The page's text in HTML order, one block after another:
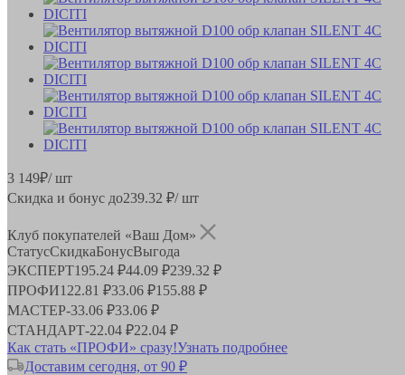
3 149₽/ шт
Скидка и бонус до239.32 ₽/ шт
Клуб покупателей «Ваш Дом»
СтатусСкидкаБонусВыгода
ЭКСПЕРТ195.24 ₽44.09 ₽239.32 ₽
ПРОФИ122.81 ₽33.06 ₽155.88 ₽
МАСТЕР-33.06 ₽33.06 ₽
СТАНДАРТ-22.04 ₽22.04 ₽
Как стать «ПРОФИ» сразу!Узнать подробнее
Доставим сегодня, от 90 ₽